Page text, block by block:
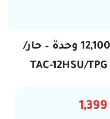
مكيف TCL سبليت 12,100 وحدة – حار/